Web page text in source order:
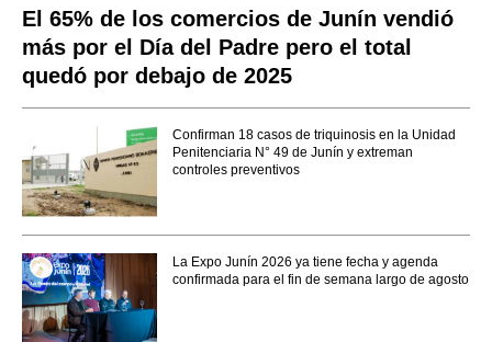
El 65% de los comercios de Junín vendió
más por el Día del Padre pero el total
quedó por debajo de 2025
Confirman 18 casos de triquinosis en la Unidad
Penitenciaria N° 49 de Junín y extreman
controles preventivos
La Expo Junín 2026 ya tiene fecha y agenda
confirmada para el fin de semana largo de agosto